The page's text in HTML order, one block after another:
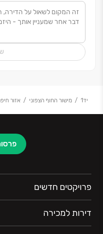
פרויקטים גדולים למגורים.
היחס האישי, התכנון חסר
ולבצע.
יד1 מישור החוף הצפוני אזור
פרויקטים חדשים
דירות למכירה